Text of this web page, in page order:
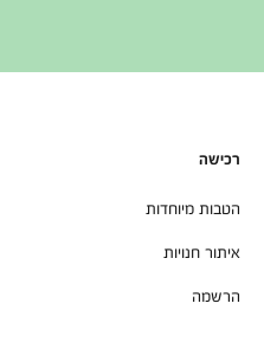
רכישה
הטבות מיוחדות
איתור חנויות
הרשמה